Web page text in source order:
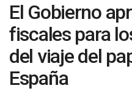
El Gobierno
fiscales para
del viaje del
España